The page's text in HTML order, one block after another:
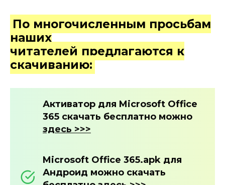
По многочисленным просьбам
наших
читателей предлагаются к
скачиванию:
Активатор для Microsoft Office
365 скачать бесплатно можно
здесь >>>
Microsoft Office 365.apk для
Андроид можно скачать